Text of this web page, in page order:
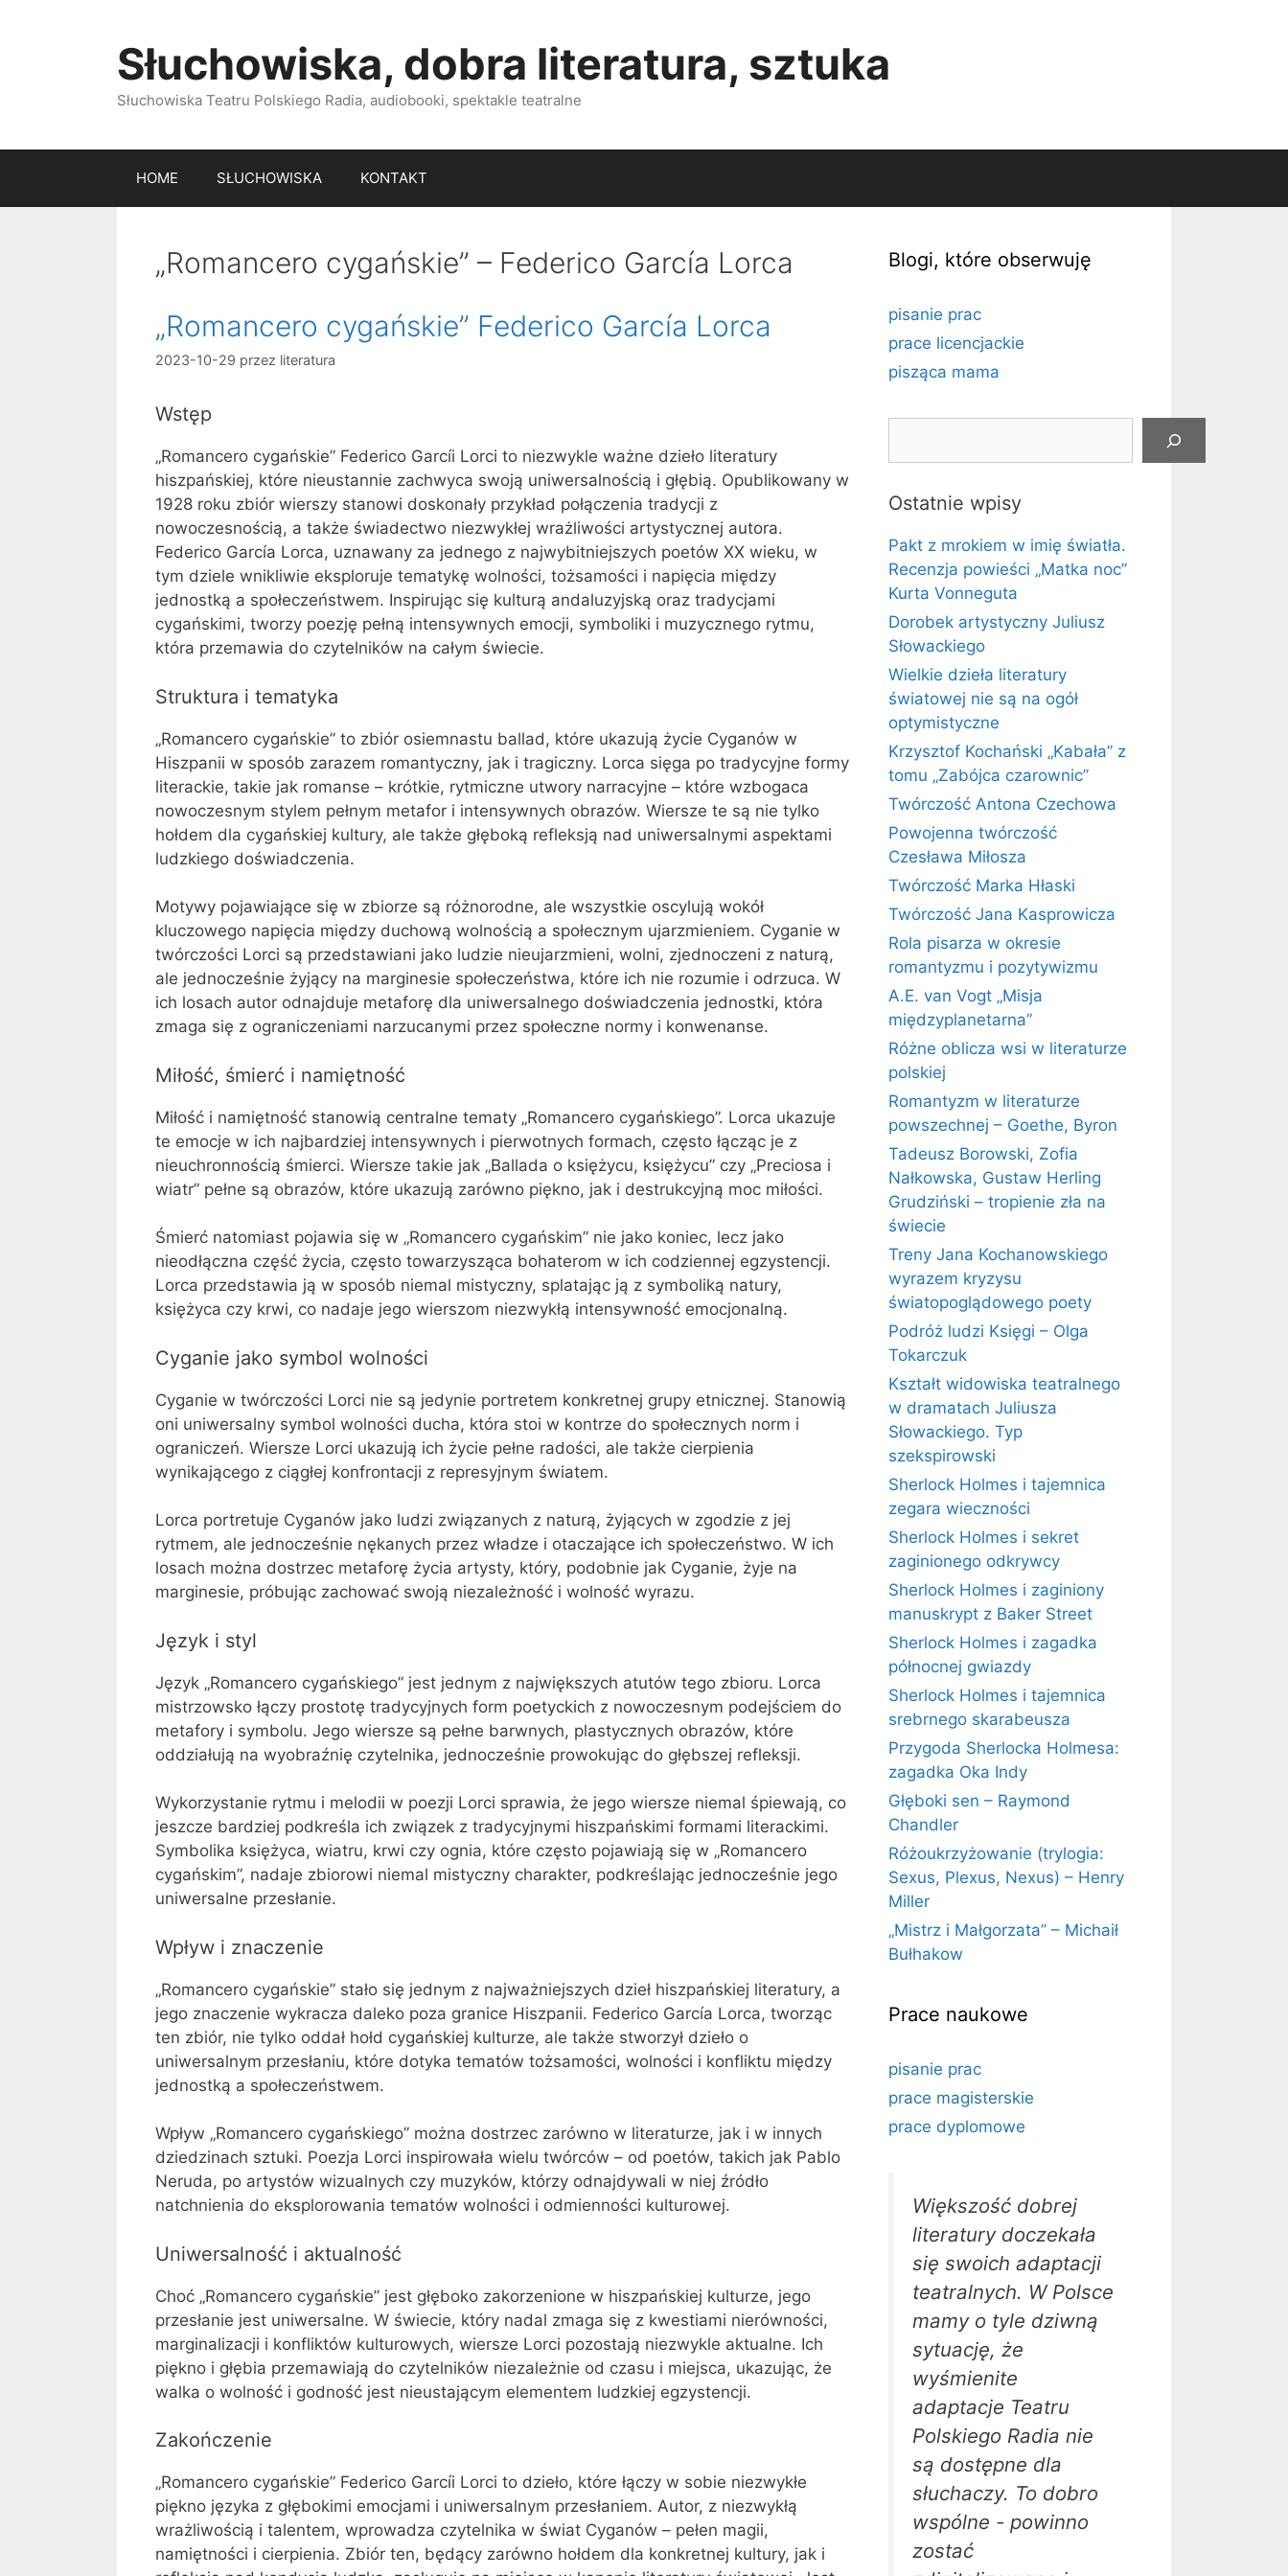
Słuchowiska, dobra literatura, sztuka
Słuchowiska Teatru Polskiego Radia, audiobooki, spektakle teatralne
HOME SŁUCHOWISKA KONTAKT
„Romancero cygańskie” – Federico García Lorca
„Romancero cygańskie” Federico García Lorca
2023-10-29 przez literatura
Wstęp
„Romancero cygańskie” Federico Garcíi Lorci to niezwykle ważne dzieło literatury
hiszpańskiej, które nieustannie zachwyca swoją uniwersalnością i głębią. Opublikowany w
1928 roku zbiór wierszy stanowi doskonały przykład połączenia tradycji z
nowoczesnością, a także świadectwo niezwykłej wrażliwości artystycznej autora.
Federico García Lorca, uznawany za jednego z najwybitniejszych poetów XX wieku, w
tym dziele wnikliwie eksploruje tematykę wolności, tożsamości i napięcia między
jednostką a społeczeństwem. Inspirując się kulturą andaluzyjską oraz tradycjami
cygańskimi, tworzy poezję pełną intensywnych emocji, symboliki i muzycznego rytmu,
która przemawia do czytelników na całym świecie.
Struktura i tematyka
„Romancero cygańskie” to zbiór osiemnastu ballad, które ukazują życie Cyganów w
Hiszpanii w sposób zarazem romantyczny, jak i tragiczny. Lorca sięga po tradycyjne formy
literackie, takie jak romanse – krótkie, rytmiczne utwory narracyjne – które wzbogaca
nowoczesnym stylem pełnym metafor i intensywnych obrazów. Wiersze te są nie tylko
hołdem dla cygańskiej kultury, ale także głęboką refleksją nad uniwersalnymi aspektami
ludzkiego doświadczenia.
Motywy pojawiające się w zbiorze są różnorodne, ale wszystkie oscylują wokół
kluczowego napięcia między duchową wolnością a społecznym ujarzmieniem. Cyganie w
twórczości Lorci są przedstawiani jako ludzie nieujarzmieni, wolni, zjednoczeni z naturą,
ale jednocześnie żyjący na marginesie społeczeństwa, które ich nie rozumie i odrzuca. W
ich losach autor odnajduje metaforę dla uniwersalnego doświadczenia jednostki, która
zmaga się z ograniczeniami narzucanymi przez społeczne normy i konwenanse.
Miłość, śmierć i namiętność
Miłość i namiętność stanowią centralne tematy „Romancero cygańskiego”. Lorca ukazuje
te emocje w ich najbardziej intensywnych i pierwotnych formach, często łącząc je z
nieuchronnością śmierci. Wiersze takie jak „Ballada o księżycu, księżycu” czy „Preciosa i
wiatr” pełne są obrazów, które ukazują zarówno piękno, jak i destrukcyjną moc miłości.
Śmierć natomiast pojawia się w „Romancero cygańskim” nie jako koniec, lecz jako
nieodłączna część życia, często towarzysząca bohaterom w ich codziennej egzystencji.
Lorca przedstawia ją w sposób niemal mistyczny, splatając ją z symboliką natury,
księżyca czy krwi, co nadaje jego wierszom niezwykłą intensywność emocjonalną.
Cyganie jako symbol wolności
Cyganie w twórczości Lorci nie są jedynie portretem konkretnej grupy etnicznej. Stanowią
oni uniwersalny symbol wolności ducha, która stoi w kontrze do społecznych norm i
ograniczeń. Wiersze Lorci ukazują ich życie pełne radości, ale także cierpienia
wynikającego z ciągłej konfrontacji z represyjnym światem.
Lorca portretuje Cyganów jako ludzi związanych z naturą, żyjących w zgodzie z jej
rytmem, ale jednocześnie nękanych przez władze i otaczające ich społeczeństwo. W ich
losach można dostrzec metaforę życia artysty, który, podobnie jak Cyganie, żyje na
marginesie, próbując zachować swoją niezależność i wolność wyrazu.
Język i styl
Język „Romancero cygańskiego” jest jednym z największych atutów tego zbioru. Lorca
mistrzowsko łączy prostotę tradycyjnych form poetyckich z nowoczesnym podejściem do
metafory i symbolu. Jego wiersze są pełne barwnych, plastycznych obrazów, które
oddziałują na wyobraźnię czytelnika, jednocześnie prowokując do głębszej refleksji.
Wykorzystanie rytmu i melodii w poezji Lorci sprawia, że jego wiersze niemal śpiewają, co
jeszcze bardziej podkreśla ich związek z tradycyjnymi hiszpańskimi formami literackimi.
Symbolika księżyca, wiatru, krwi czy ognia, które często pojawiają się w „Romancero
cygańskim”, nadaje zbiorowi niemal mistyczny charakter, podkreślając jednocześnie jego
uniwersalne przesłanie.
Wpływ i znaczenie
„Romancero cygańskie” stało się jednym z najważniejszych dzieł hiszpańskiej literatury, a
jego znaczenie wykracza daleko poza granice Hiszpanii. Federico García Lorca, tworząc
ten zbiór, nie tylko oddał hołd cygańskiej kulturze, ale także stworzył dzieło o
uniwersalnym przesłaniu, które dotyka tematów tożsamości, wolności i konfliktu między
jednostką a społeczeństwem.
Wpływ „Romancero cygańskiego” można dostrzec zarówno w literaturze, jak i w innych
dziedzinach sztuki. Poezja Lorci inspirowała wielu twórców – od poetów, takich jak Pablo
Neruda, po artystów wizualnych czy muzyków, którzy odnajdywali w niej źródło
natchnienia do eksplorowania tematów wolności i odmienności kulturowej.
Uniwersalność i aktualność
Choć „Romancero cygańskie” jest głęboko zakorzenione w hiszpańskiej kulturze, jego
przesłanie jest uniwersalne. W świecie, który nadal zmaga się z kwestiami nierówności,
marginalizacji i konfliktów kulturowych, wiersze Lorci pozostają niezwykle aktualne. Ich
piękno i głębia przemawiają do czytelników niezależnie od czasu i miejsca, ukazując, że
walka o wolność i godność jest nieustającym elementem ludzkiej egzystencji.
Zakończenie
„Romancero cygańskie” Federico Garcíi Lorci to dzieło, które łączy w sobie niezwykłe
piękno języka z głębokimi emocjami i uniwersalnym przesłaniem. Autor, z niezwykłą
wrażliwością i talentem, wprowadza czytelnika w świat Cyganów – pełen magii,
namiętności i cierpienia. Zbiór ten, będący zarówno hołdem dla konkretnej kultury, jak i
Blogi, które obserwuję
pisanie prac
prace licencjackie
pisząca mama
Ostatnie wpisy
Pakt z mrokiem w imię światła.
Recenzja powieści „Matka noc”
Kurta Vonneguta
Dorobek artystyczny Juliusz
Słowackiego
Wielkie dzieła literatury
światowej nie są na ogół
optymistyczne
Krzysztof Kochański „Kabała” z
tomu „Zabójca czarownic”
Twórczość Antona Czechowa
Powojenna twórczość
Czesława Miłosza
Twórczość Marka Hłaski
Twórczość Jana Kasprowicza
Rola pisarza w okresie
romantyzmu i pozytywizmu
A.E. van Vogt „Misja
międzyplanetarna”
Różne oblicza wsi w literaturze
polskiej
Romantyzm w literaturze
powszechnej – Goethe, Byron
Tadeusz Borowski, Zofia
Nałkowska, Gustaw Herling
Grudziński – tropienie zła na
świecie
Treny Jana Kochanowskiego
wyrazem kryzysu
światopoglądowego poety
Podróż ludzi Księgi – Olga
Tokarczuk
Kształt widowiska teatralnego
w dramatach Juliusza
Słowackiego. Typ
szekspirowski
Sherlock Holmes i tajemnica
zegara wieczności
Sherlock Holmes i sekret
zaginionego odkrywcy
Sherlock Holmes i zaginiony
manuskrypt z Baker Street
Sherlock Holmes i zagadka
północnej gwiazdy
Sherlock Holmes i tajemnica
srebrnego skarabeusza
Przygoda Sherlocka Holmesa:
zagadka Oka Indy
Głęboki sen – Raymond
Chandler
Różoukrzyżowanie (trylogia:
Sexus, Plexus, Nexus) – Henry
Miller
„Mistrz i Małgorzata” – Michaił
Bułhakow
Prace naukowe
pisanie prac
prace magisterskie
prace dyplomowe
Większość dobrej
literatury doczekała
się swoich adaptacji
teatralnych. W Polsce
mamy o tyle dziwną
sytuację, że
wyśmienite
adaptacje Teatru
Polskiego Radia nie
są dostępne dla
słuchaczy. To dobro
wspólne - powinno
zostać